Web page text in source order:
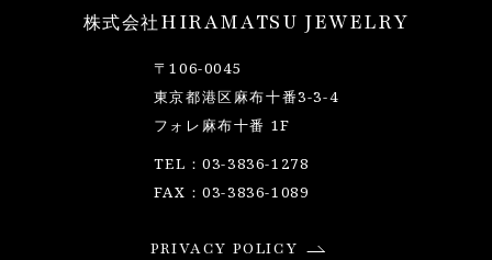
株式会社HIRAMATSU JEWELRY
〒106-0045
東京都港区麻布十番3-3-4
フォレ麻布十番 1F
TEL：03-3836-1278
FAX：03-3836-1089
PRIVACY POLICY